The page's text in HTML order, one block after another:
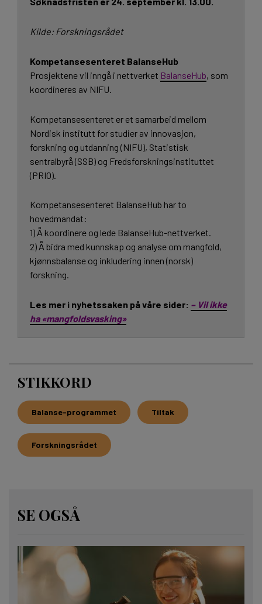
Kilde: Forskningsrådet
Kompetansesenteret BalanseHub
Prosjektene vil inngå i nettverket BalanseHub, som
koordineres av NIFU.
Kompetansesenteret er et samarbeid mellom
Nordisk institutt for studier av innovasjon,
forskning og utdanning (NIFU), Statistisk
sentralbyrå (SSB) og Fredsforskningsinstituttet
(PRIO).
Kompetansesenteret BalanseHub har to
hovedmandat:
1) Å koordinere og lede BalanseHub-nettverket.
2) Å bidra med kunnskap og analyse om mangfold,
kjønnsbalanse og inkludering innen (norsk)
forskning.
Les mer i nyhetssaken på våre sider: – Vil ikke
ha «mangfoldsvasking»
STIKKORD
Balanse-programmet Tiltak
Forskningsrådet
SE OGSÅ